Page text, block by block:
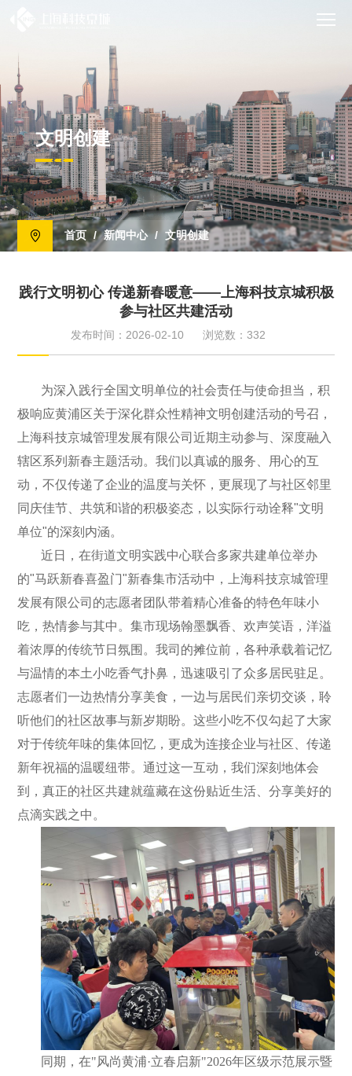
文明创建
首页 / 新闻中心 / 文明创建
践行文明初心 传递新春暖意——上海科技京城积极
参与社区共建活动
发布时间：2026-02-10 浏览数：332
为深入践行全国文明单位的社会责任与使命担当，积
极响应黄浦区关于深化群众性精神文明创建活动的号召，
上海科技京城管理发展有限公司近期主动参与、深度融入
辖区系列新春主题活动。我们以真诚的服务、用心的互
动，不仅传递了企业的温度与关怀，更展现了与社区邻里
同庆佳节、共筑和谐的积极姿态，以实际行动诠释"文明
单位"的深刻内涵。
近日，在街道文明实践中心联合多家共建单位举办
的"马跃新春喜盈门"新春集市活动中，上海科技京城管理
发展有限公司的志愿者团队带着精心准备的特色年味小
吃，热情参与其中。集市现场翰墨飘香、欢声笑语，洋溢
着浓厚的传统节日氛围。我司的摊位前，各种承载着记忆
与温情的本土小吃香气扑鼻，迅速吸引了众多居民驻足。
志愿者们一边热情分享美食，一边与居民们亲切交谈，聆
听他们的社区故事与新岁期盼。这些小吃不仅勾起了大家
对于传统年味的集体回忆，更成为连接企业与社区、传递
新年祝福的温暖纽带。通过这一互动，我们深刻地体会
到，真正的社区共建就蕴藏在这份贴近生活、分享美好的
点滴实践之中。
同期，在"风尚黄浦·立春启新"2026年区级示范展示暨